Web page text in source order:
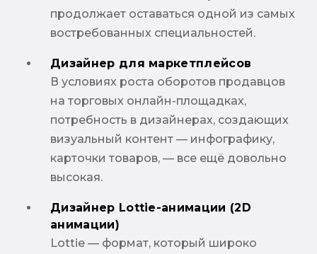
продолжает оставаться одной из самых
востребованных специальностей.
Дизайнер для маркетплейсов
В условиях роста оборотов продавцов
на торговых онлайн-площадках,
потребность в дизайнерах, создающих
визуальный контент — инфографику,
карточки товаров, — все ещё довольно
высокая.
Дизайнер Lottie-анимации (2D
анимации)
Lottie — формат, который широко